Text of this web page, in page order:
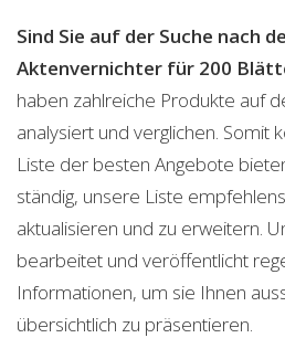
Sind Sie auf der Suche nach
Aktenvernichter für 200
haben zahlreiche Produkte auf
analysiert und verglichen. Somit
Liste der besten Angebote
ständig, unsere Liste
aktualisieren und zu erweitern.
bearbeitet und veröffentlicht
Informationen, um sie Ihnen
übersichtlich zu präsentieren.